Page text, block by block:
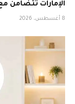
الإمارات تتضامن
8 أغسطس، 2026